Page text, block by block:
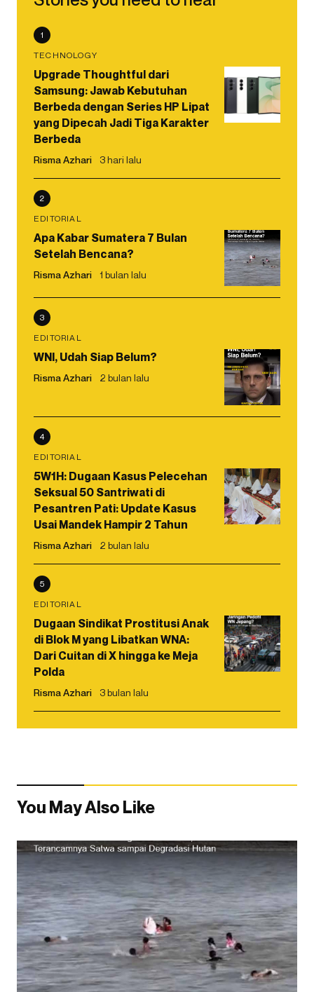
1
TECHNOLOGY
Upgrade Thoughtful dari
Samsung: Jawab Kebutuhan
Berbeda dengan Series HP Lipat
yang Dipecah Jadi Tiga Karakter
Berbeda
Risma Azhari 3 hari lalu
2
EDITORIAL
Apa Kabar Sumatera 7 Bulan
Setelah Bencana?
Risma Azhari 1 bulan lalu
3
EDITORIAL
WNI, Udah Siap Belum?
Risma Azhari 2 bulan lalu
4
EDITORIAL
5W1H: Dugaan Kasus Pelecehan
Seksual 50 Santriwati di
Pesantren Pati: Update Kasus
Usai Mandek Hampir 2 Tahun
Risma Azhari 2 bulan lalu
5
EDITORIAL
Dugaan Sindikat Prostitusi Anak
di Blok M yang Libatkan WNA:
Dari Cuitan di X hingga ke Meja
Polda
Risma Azhari 3 bulan lalu
You May Also Like